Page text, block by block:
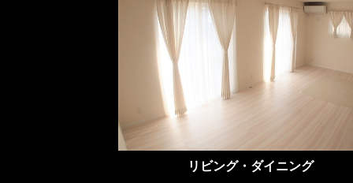
リビング・ダイニング